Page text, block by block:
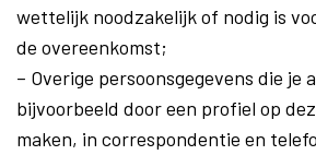
wettelijk noodzakelijk of nodig is
de overeenkomst;
– Overige persoonsgegevens die
bijvoorbeeld door een profiel op
maken, in correspondentie en